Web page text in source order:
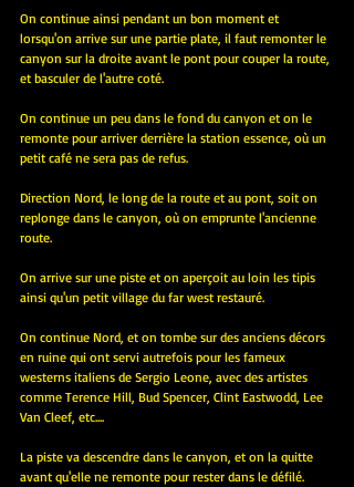
On continue ainsi pendant un bon moment et
lorsqu'on arrive sur une partie plate, il faut remonter le
canyon sur la droite avant le pont pour couper la route,
et basculer de l'autre coté.
On continue un peu dans le fond du canyon et on le
remonte pour arriver derrière la station essence, où un
petit café ne sera pas de refus.
Direction Nord, le long de la route et au pont, soit on
replonge dans le canyon, où on emprunte l'ancienne
route.
On arrive sur une piste et on aperçoit au loin les tipis
ainsi qu'un petit village du far west restauré.
On continue Nord, et on tombe sur des anciens décors
en ruine qui ont servi autrefois pour les fameux
westerns italiens de Sergio Leone, avec des artistes
comme Terence Hill, Bud Spencer, Clint Eastwodd, Lee
Van Cleef, etc....
La piste va descendre dans le canyon, et on la quitte
avant qu'elle ne remonte pour rester dans le défilé.